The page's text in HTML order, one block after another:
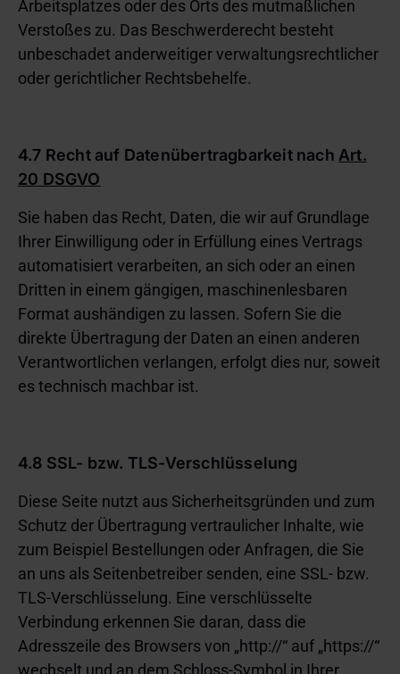
Arbeitsplatzes oder des Orts des mutmaßlichen
Verstoßes zu. Das Beschwerderecht besteht
unbeschadet anderweitiger verwaltungsrechtlicher
oder gerichtlicher Rechtsbehelfe.
4.7 Recht auf Datenübertragbarkeit nach Art.
20 DSGVO
Sie haben das Recht, Daten, die wir auf Grundlage
Ihrer Einwilligung oder in Erfüllung eines Vertrags
automatisiert verarbeiten, an sich oder an einen
Dritten in einem gängigen, maschinenlesbaren
Format aushändigen zu lassen. Sofern Sie die
direkte Übertragung der Daten an einen anderen
Verantwortlichen verlangen, erfolgt dies nur, soweit
es technisch machbar ist.
4.8 SSL- bzw. TLS-Verschlüsselung
Diese Seite nutzt aus Sicherheitsgründen und zum
Schutz der Übertragung vertraulicher Inhalte, wie
zum Beispiel Bestellungen oder Anfragen, die Sie
an uns als Seitenbetreiber senden, eine SSL- bzw.
TLS-Verschlüsselung. Eine verschlüsselte
Verbindung erkennen Sie daran, dass die
Adresszeile des Browsers von „http://“ auf „https://“
wechselt und an dem Schloss-Symbol in Ihrer